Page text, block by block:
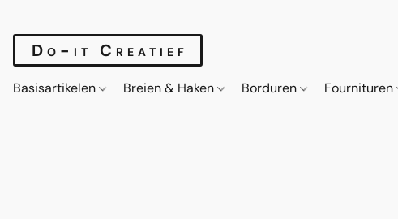
Do-it Creatief
Basisartikelen Breien & Haken Borduren Fournituren